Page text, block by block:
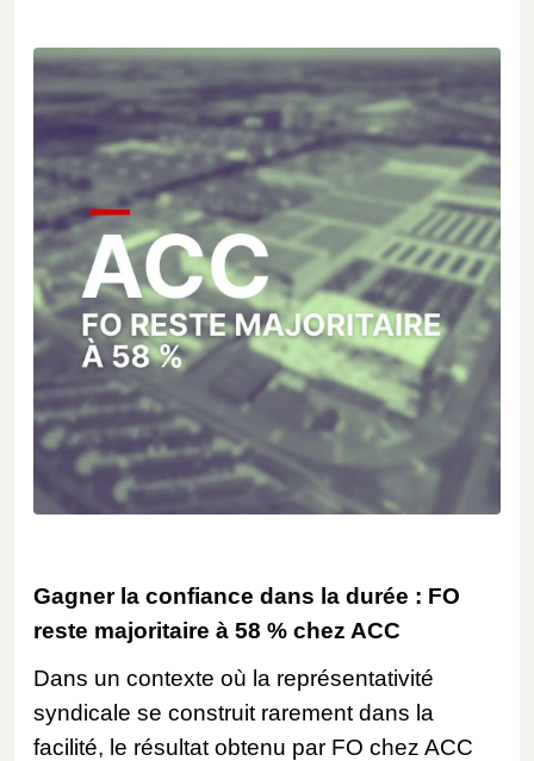
Gagner la confiance dans la durée : FO
reste majoritaire à 58 % chez ACC
Dans un contexte où la représentativité
syndicale se construit rarement dans la
facilité, le résultat obtenu par FO chez ACC